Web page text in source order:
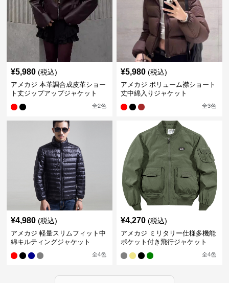
¥5,980 (税込)
アメカジ 本革調合成皮革ショー
ト丈ジップアップジャケット
全2色
¥5,980 (税込)
アメカジ ボリューム襟ショート
丈中綿入りジャケット
全3色
¥4,980 (税込)
アメカジ 軽量スリムフィット中
綿キルティングジャケット
全4色
¥4,270 (税込)
アメカジ ミリタリー仕様多機能
ポケット付き飛行ジャケット
全4色